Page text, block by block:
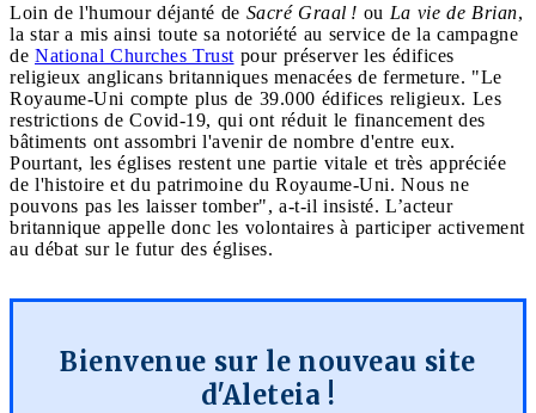
Loin de l'humour déjanté de Sacré Graal ! ou La vie de Brian,
la star a mis ainsi toute sa notoriété au service de la campagne
de National Churches Trust pour préserver les édifices
religieux anglicans britanniques menacées de fermeture. "Le
Royaume-Uni compte plus de 39.000 édifices religieux. Les
restrictions de Covid-19, qui ont réduit le financement des
bâtiments ont assombri l'avenir de nombre d'entre eux.
Pourtant, les églises restent une partie vitale et très appréciée
de l'histoire et du patrimoine du Royaume-Uni. Nous ne
pouvons pas les laisser tomber", a-t-il insisté. L’acteur
britannique appelle donc les volontaires à participer activement
au débat sur le futur des églises.
Bienvenue sur le nouveau site
d'Aleteia !